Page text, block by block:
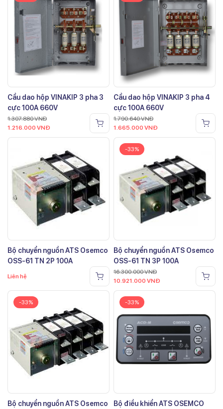
Cầu dao hộp VINAKIP 3 pha 3
cực 100A 660V
1.307.880VNĐ
1.216.000 VNĐ
Cầu dao hộp VINAKIP 3 pha 4
cực 100A 660V
1.790.640VNĐ
1.665.000 VNĐ
Bộ chuyển nguồn ATS Osemco
OSS-61 TN 2P 100A
Liên hệ
-33%
Bộ chuyển nguồn ATS Osemco
OSS-61 TN 3P 100A
16.300.000VNĐ
10.921.000 VNĐ
-33%
Bộ chuyển nguồn ATS Osemco
-33%
Bộ điều khiển ATS OSEMCO